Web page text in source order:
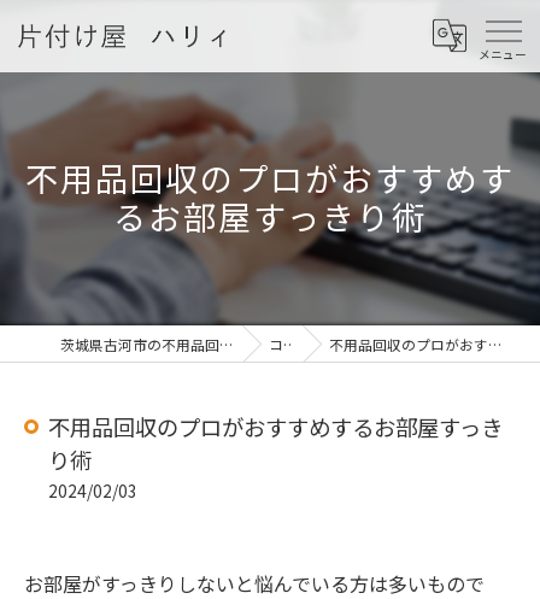
不用品回収のプロがおすすめす
るお部屋すっきり術
茨城県古河市の不用品回収なら片付け屋 ハリィ コラム 不用品回収のプロがおすすめするお部屋すっきり術
不用品回収のプロがおすすめするお部屋すっき
り術
2024/02/03
お部屋がすっきりしないと悩んでいる方は多いもので